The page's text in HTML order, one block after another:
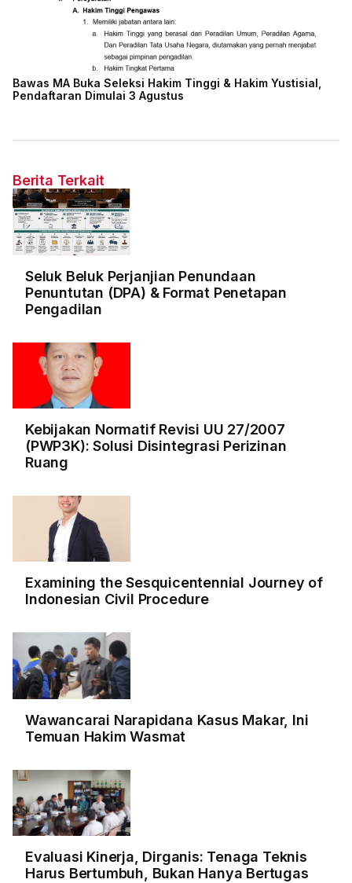
Bawas MA Buka Seleksi Hakim Tinggi & Hakim Yustisial,
Pendaftaran Dimulai 3 Agustus
Berita Terkait
Seluk Beluk Perjanjian Penundaan
Penuntutan (DPA) & Format Penetapan
Pengadilan
Kebijakan Normatif Revisi UU 27/2007
(PWP3K): Solusi Disintegrasi Perizinan
Ruang
Examining the Sesquicentennial Journey of
Indonesian Civil Procedure
Wawancarai Narapidana Kasus Makar, Ini
Temuan Hakim Wasmat
Evaluasi Kinerja, Dirganis: Tenaga Teknis
Harus Bertumbuh, Bukan Hanya Bertugas